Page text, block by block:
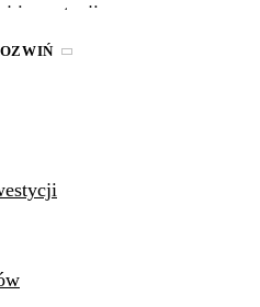
inwestycji.
wbiciem pierwszej łopaty.
Techniczne stawiają
temu uznalibyśmy za
0,2 W/(m2·K), a dla
To nie są wartości